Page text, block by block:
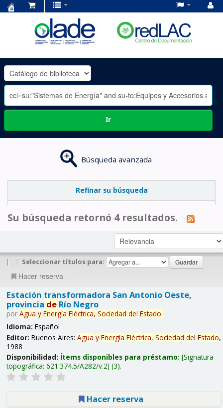
OLADE
-
Ir
Búsqueda avanzada
Refinar su búsqueda
Su búsqueda retornó 4 resultados.
| | Seleccionar títulos para:
Hacer reserva
Estación transformadora San Antonio Oeste,
provincia deRío Negro
por Agua y Energía Eléctrica, Sociedad del Estado.
Idioma: Español
Editor: Buenos Aires: Agua y Energía Eléctrica, Sociedad del Estado,
1988
Disponibilidad: Ítems disponibles para préstamo: Signatura
topográfica: 621.374.5/A282/v.2 (3).
Hacer reserva